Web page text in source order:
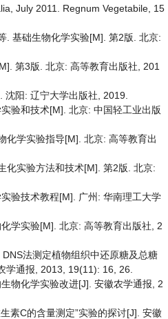
July 2011. Regnum Vegetabile, 15
. 基础生物化学实验[M]. 第2版. 北京:
第3版. 北京: 高等教育出版社, 201
沈阳: 辽宁大学出版社, 2019.
验和技术[M]. 北京: 中国轻工业出版
化学实验指导[M]. 北京: 高等教育出
化实验方法和技术[M]. 第2版. 北京:
验技术教程[M]. 广州: 华南理工大学
学实验[M]. 北京: 高等教育出版社, 2
法测定植物组织中还原糖及总糖
学通报, 2013, 19(11): 16, 26.
物化学实验改进[J]. 安徽农学通报, 2
素C的含量测定”实验的探讨[J]. 安徽